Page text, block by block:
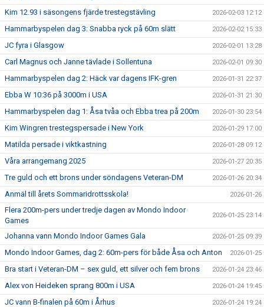
Kim 12.93 i säsongens fjärde trestegstävling 2026-02-03 12:12
Hammarbyspelen dag 3: Snabba ryck på 60m slätt 2026-02-02 15:33
JC fyra i Glasgow 2026-02-01 13:28
Carl Magnus och Janne tävlade i Sollentuna 2026-02-01 09:30
Hammarbyspelen dag 2: Häck var dagens IFK-gren 2026-01-31 22:37
Ebba W 10:36 på 3000m i USA 2026-01-31 21:30
Hammarbyspelen dag 1: Åsa tvåa och Ebba trea på 200m 2026-01-30 23:54
Kim Wingren trestegspersade i New York 2026-01-29 17:00
Matilda persade i viktkastning 2026-01-28 09:12
Våra arrangemang 2025 2026-01-27 20:35
Tre guld och ett brons under söndagens Veteran-DM 2026-01-26 20:34
Anmäl till årets Sommaridrottsskola! 2026-01-26
Flera 200m-pers under tredje dagen av Mondo Indoor
Games
2026-01-25 23:14
Johanna vann Mondo Indoor Games Gala 2026-01-25 09:39
Mondo Indoor Games, dag 2: 60m-pers för både Åsa och Anton 2026-01-25
Bra start i Veteran-DM – sex guld, ett silver och fem brons 2026-01-24 23:46
Alex von Heideken sprang 800m i USA 2026-01-24 19:45
JC vann B-finalen på 60m i Århus 2026-01-24 19:24